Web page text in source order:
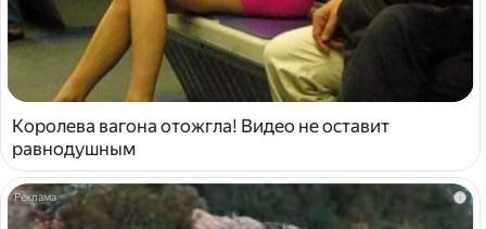
Королева вагона отожгла! Видео не оставит
равнодушным
i